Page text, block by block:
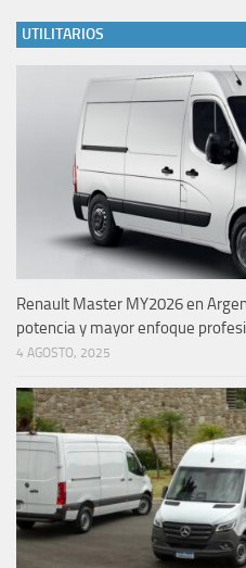
UTILITARIOS
Renault Master MY2026 en
potencia y mayor enfoque
4 AGOSTO, 2025